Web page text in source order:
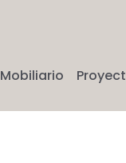
Mobiliario